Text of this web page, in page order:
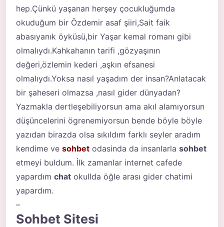
hep.Çünkü yaşanan herşey çocukluğumda
okuduğum bir Özdemir asaf şiiri,Sait faik
abasıyanık öyküsü,bir Yaşar kemal romanı gibi
olmalıydı.Kahkahanın tarifi ,gözyaşının
değeri,özlemin kederi ,aşkın efsanesi
olmalıydı.Yoksa nasıl yaşadım der insan?Anlatacak
bir şaheseri olmazsa ,nasıl gider dünyadan?
Yazmakla dertleşebiliyorsun ama akıl alamıyorsun
düşüncelerini ögrenemiyorsun bende böyle böyle
yazıdan birazda olsa sıkıldım farklı seyler aradım
kendime ve sohbet odasinda da insanlarla sohbet
etmeyi buldum. İlk zamanlar internet cafede
yapardım chat okullda öğle arası gider chatimi
yapardım.
–
Sohbet Sitesi